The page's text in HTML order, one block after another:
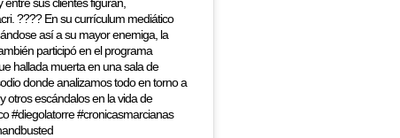
???? En su currículum mediático
así a su mayor enemiga, la
participó en el programa
hallada muerta en una sala de
donde analizamos todo en torno a
otros escándalos en la vida de
#diegolatorre #cronicasmarcianas